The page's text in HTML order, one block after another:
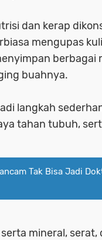
dan kerap
mengupas
berbagai
buahnya.
langkah
tahan tubuh,
Tak Bisa Jadi
mineral, serat,